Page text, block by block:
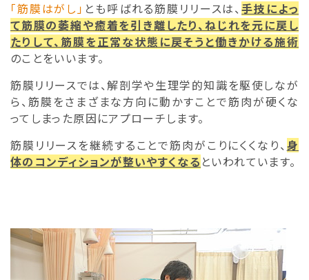
「筋膜はがし」 とも呼ばれる筋膜リリースは、手技によっ
て筋膜の萎縮や癒着を引き離したり、ねじれを元に戻し
たりして、筋膜を正常な状態に戻そうと働きかける施術
のことをいいます。
筋膜リリースでは、解剖学や生理学的知識を駆使しなが
ら、筋膜をさまざまな方向に動かすことで筋肉が硬くな
ってしまった原因にアプローチします。
筋膜リリースを継続することで筋肉がこりにくくなり、 身
体のコンディションが整いやすくなる といわれています。